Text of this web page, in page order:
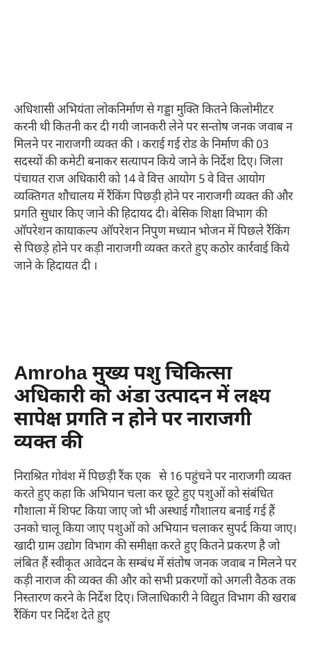
अधिशासी अभियंता लोकनिर्माण से गड्डा मुक्ति कितने किलोमीटर
करनी थी कितनी कर दी गयी जानकरी लेने पर सन्तोष जनक जवाब न
मिलने पर नाराजगी व्यक्त की । कराई गई रोड के निर्माण की 03
सदस्यों की कमेटी बनाकर सत्यापन किये जाने के निर्देश दिए। जिला
पंचायत राज अधिकारी को 14 वे वित्त आयोग 5 वे वित्त आयोग
व्यक्तिगत शौचालय में रैंकिंग पिछड़ी होने पर नाराजगी व्यक्त की और
प्रगति सुधार किए जाने की हिदायद दी। बेसिक शिक्षा विभाग की
ऑपरेशन कायाकल्प ऑपरेशन निपुण मध्यान भोजन में पिछले रैंकिंग
से पिछड़े होने पर कड़ी नाराजगी व्यक्त करते हुए कठोर कार्रवाई किये
जाने के हिदायत दी ।
Amroha मुख्य पशु चिकित्सा
अधिकारी को अंडा उत्पादन में लक्ष्य
सापेक्ष प्रगति न होने पर नाराजगी
व्यक्त की
निराश्रित गोवंश में पिछड़ी रैंक एक से 16 पहुंचने पर नाराजगी व्यक्त
करते हुए कहा कि अभियान चला कर छूटे हुए पशुओं को संबंधित
गौशाला में शिफ्ट किया जाए जो भी अस्थाई गौशालय बनाई गई हैं
उनको चालू किया जाए पशुओं को अभियान चलाकर सुपर्द किया जाए।
खादी ग्राम उद्योग विभाग की समीक्षा करते हुए कितने प्रकरण है जो
लंबित हैं स्वीकृत आवेदन के सम्बंध में संतोष जनक जवाब न मिलने पर
कड़ी नाराज की व्यक्त की और को सभी प्रकरणों को अगली वैठक तक
निस्तारण करने के निर्देश दिए। जिलाधिकारी ने विद्युत विभाग की खराब
रैंकिंग पर निर्देश देते हुए